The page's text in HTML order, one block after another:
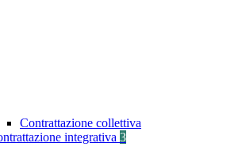
Contrattazione collettiva
integrativa 3